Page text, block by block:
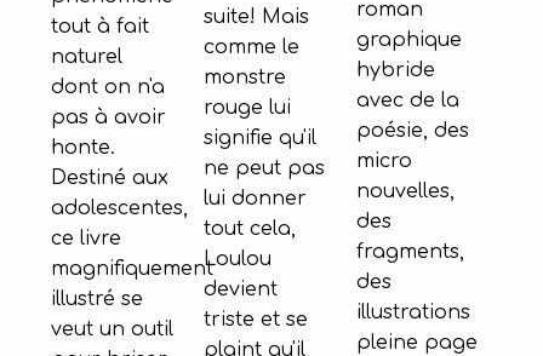
tout à fait
naturel
dont on n'a
pas à avoir
honte.
Destiné aux
adolescentes,
ce livre
magnifiquement
illustré se
veut un outil
suite! Mais
comme le
monstre
rouge lui
signifie qu'il
ne peut pas
lui donner
tout cela,
Loulou
devient
triste et se
plaint qu'il
roman
graphique
hybride
avec de la
poésie, des
micro
nouvelles,
des
fragments,
des
illustrations
pleine page